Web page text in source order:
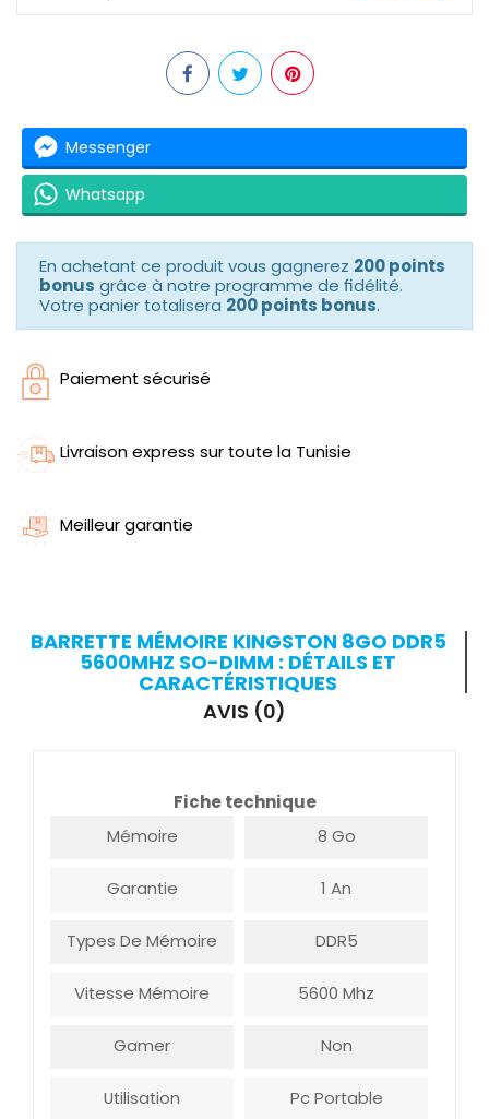
Messenger
Whatsapp
En achetant ce produit vous gagnerez 200 points
bonus grâce à notre programme de fidélité.
Votre panier totalisera 200 points bonus.
Paiement sécurisé
Livraison express sur toute la Tunisie
Meilleur garantie
BARRETTE MÉMOIRE KINGSTON 8GO DDR5
5600MHZ SO-DIMM : DÉTAILS ET
CARACTÉRISTIQUES
AVIS (0)
Fiche technique
Mémoire
8 Go
Garantie 1 An
Types De Mémoire DDR5
Vitesse Mémoire 5600 Mhz
Gamer Non
Utilisation Pc Portable